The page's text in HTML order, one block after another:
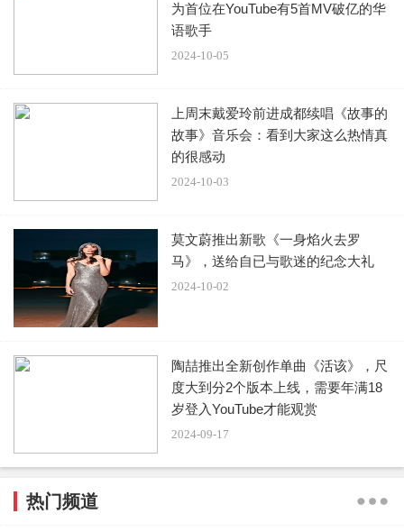
为首位在YouTube有5首MV破亿的华
语歌手
2024-10-05
上周末戴爱玲前进成都续唱《故事的
故事》音乐会：看到大家这么热情真
的很感动
2024-10-03
莫文蔚推出新歌《一身焰火去罗
马》，送给自已与歌迷的纪念大礼
2024-10-02
陶喆推出全新创作单曲《活该》，尺
度大到分2个版本上线，需要年满18
岁登入YouTube才能观赏
2024-09-17
热门频道